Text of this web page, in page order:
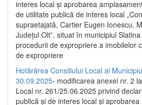
interes local și aprobarea
de utilitate publică de interes local
supraetajată, Cartier Eugen Ionescu,
Județul Olt”, situat în municipiul
procedurii de expropriere a imobilelor
de expropriere
Hotărârea Consiliului Local al
30.09.2025- modificarea anexei nr. 2
Local nr. 261/25.06.2025 privind
publică şi de interes local şi